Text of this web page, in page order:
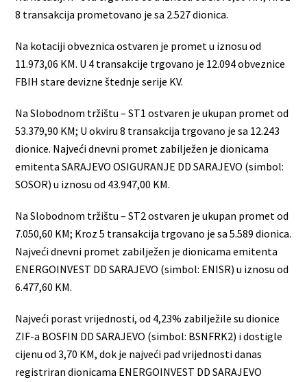
8 transakcija prometovano je sa 2.527 dionica.
Na kotaciji obveznica ostvaren je promet u iznosu od
11.973,06 KM. U 4 transakcije trgovano je 12.094 obveznice
FBIH stare devizne štednje serije KV.
Na Slobodnom tržištu – ST1 ostvaren je ukupan promet od
53.379,90 KM; U okviru 8 transakcija trgovano je sa 12.243
dionice. Najveći dnevni promet zabilježen je dionicama
emitenta SARAJEVO OSIGURANJE DD SARAJEVO (simbol:
SOSOR) u iznosu od 43.947,00 KM.
Na Slobodnom tržištu – ST2 ostvaren je ukupan promet od
7.050,60 KM; Kroz 5 transakcija trgovano je sa 5.589 dionica.
Najveći dnevni promet zabilježen je dionicama emitenta
ENERGOINVEST DD SARAJEVO (simbol: ENISR) u iznosu od
6.477,60 KM.
Najveći porast vrijednosti, od 4,23% zabilježile su dionice
ZIF-a BOSFIN DD SARAJEVO (simbol: BSNFRK2) i dostigle
cijenu od 3,70 KM, dok je najveći pad vrijednosti danas
registriran dionicama ENERGOINVEST DD SARAJEVO